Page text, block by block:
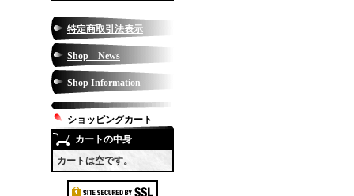
特定商取引法表示
Shop News
Shop Information
ショッピングカート
カートの中身
カートは空です。